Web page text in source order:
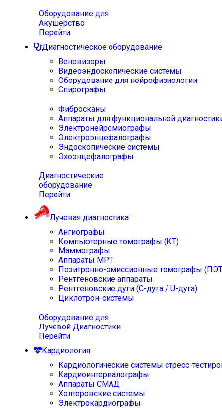
Оборудование для
Акушерство
Перейти
Диагностическое оборудование
Веновизоры
Видеоэндоскопические системы
Оборудование для нейрофизиологии
Спирографы
Фибросканы
Аппараты для функциональной
Электронейромиографы
Электроэнцефалографы
Эндоскопические системы
Эхоэнцефалографы
Диагностические
оборудование
Перейти
Лучевая диагностика
Ангиографы
Компьютерные томографы (КТ)
Маммографы
Аппараты МРТ
Позитронно-эмиссионные томографы
Рентгеновские аппараты
Рентгеновские дуги (С-дуга / U-дуга)
Циклотрон-системы
Оборудование для
Лучевой Диагностики
Перейти
Кардиология
Кардиологические системы стресс-
Кардиоинтервалографы
Аппараты СМАД
Холтеровские системы
Электрокардиографы